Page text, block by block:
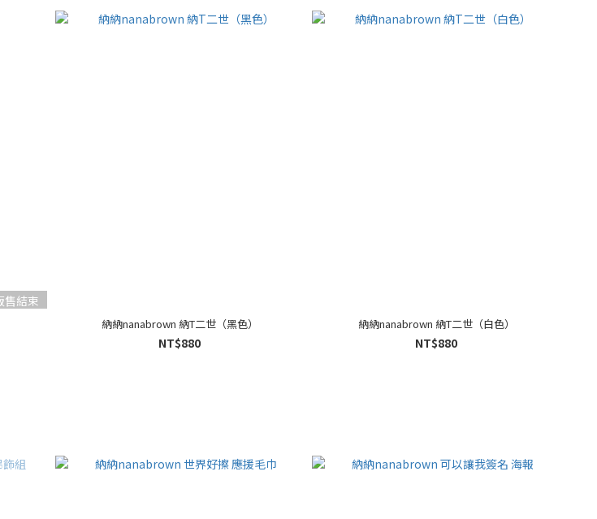
售結束
納納nanabrown 納T二世（黑色）
NT$880
納納nanabrown 納T二世（白色）
NT$880